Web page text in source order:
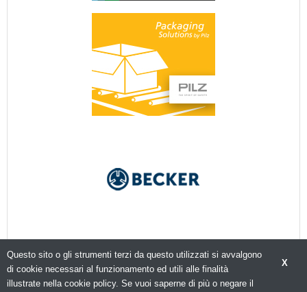
X
Questo sito o gli strumenti terzi da questo utilizzati si avvalgono
di cookie necessari al funzionamento ed utili alle finalità
illustrate nella cookie policy. Se vuoi saperne di più o negare il